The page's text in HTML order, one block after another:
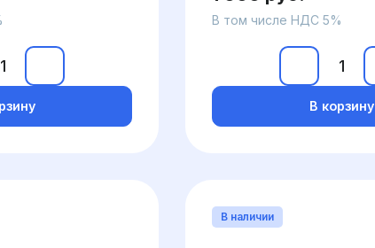
В том числе НДС 5%
В корзину
В наличии